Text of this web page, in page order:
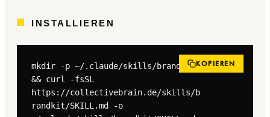
INSTALLIEREN
mkdir -p ~/.claude/skills/brandkit
&& curl -fsSL
https://collectivebrain.de/skills/b
randkit/SKILL.md -o
KOPIEREN